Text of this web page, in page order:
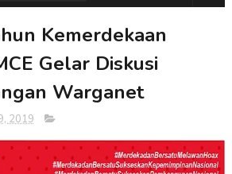
Kemerdekaan
Gelar Diskusi
Warganet
2019